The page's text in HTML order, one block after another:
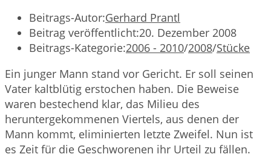
Beitrags-Autor:Gerhard Prantl
Beitrag veröffentlicht:20. Dezember 2008
Beitrags-Kategorie:2006 - 2010/2008/Stücke
Ein junger Mann stand vor Gericht. Er soll seinen
Vater kaltblütig erstochen haben. Die Beweise
waren bestechend klar, das Milieu des
heruntergekommenen Viertels, aus denen der
Mann kommt, eliminierten letzte Zweifel. Nun ist
es Zeit für die Geschworenen ihr Urteil zu fällen.